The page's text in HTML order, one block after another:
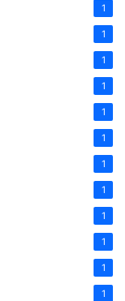
1
1
1
1
1
1
1
1
1
1
1
1